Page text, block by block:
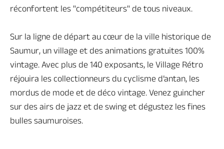
réconfortent les "compétiteurs" de tous niveaux.
Sur la ligne de départ au cœur de la ville historique de
Saumur, un village et des animations gratuites 100%
vintage. Avec plus de 140 exposants, le Village Rétro
réjouira les collectionneurs du cyclisme d’antan, les
mordus de mode et de déco vintage. Venez guincher
sur des airs de jazz et de swing et dégustez les fines
bulles saumuroises.